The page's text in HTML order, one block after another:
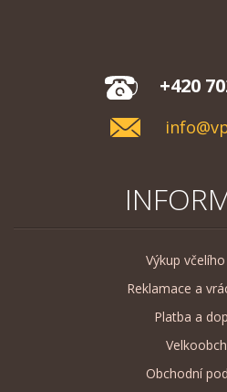
+420
Výkup
Reklamace a
Platba a
Obchodní